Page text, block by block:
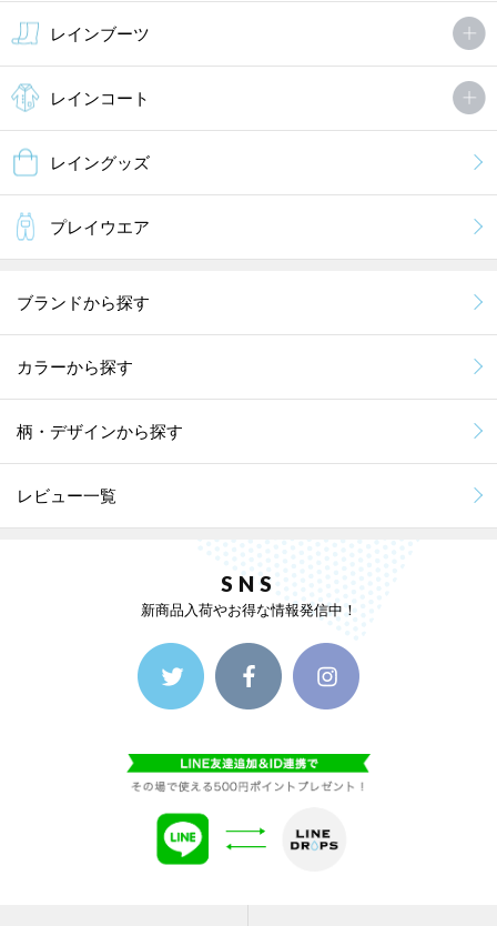
レインブーツ
レインコート
レイングッズ
プレイウエア
ブランドから探す
カラーから探す
柄・デザインから探す
レビュー一覧
SNS
新商品入荷やお得な情報発信中！